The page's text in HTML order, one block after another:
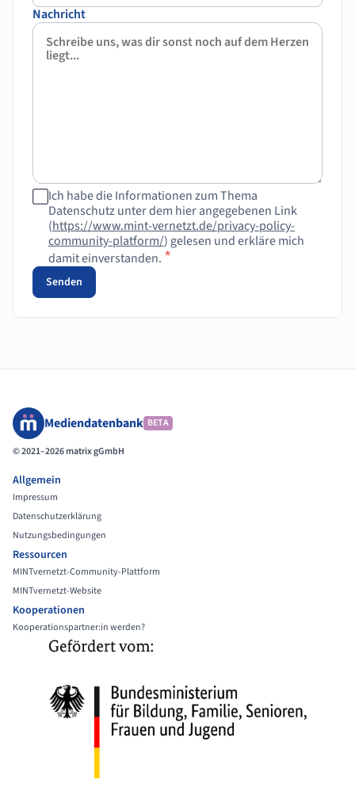
Nachricht
Nachricht
Ich habe die Informationen zum Thema
Datenschutz unter dem hier angegebenen Link
(https://www.mint-vernetzt.de/privacy-policy-
community-platform/) gelesen und erkläre mich
damit einverstanden. *
Senden
Mediendatenbank BETA
© 2021–2026 matrix gGmbH
Allgemein
Impressum
Datenschutzerklärung
Nutzungsbedingungen
Ressourcen
MINTvernetzt-Community-Plattform
MINTvernetzt-Website
Kooperationen
Kooperationspartner:in werden?